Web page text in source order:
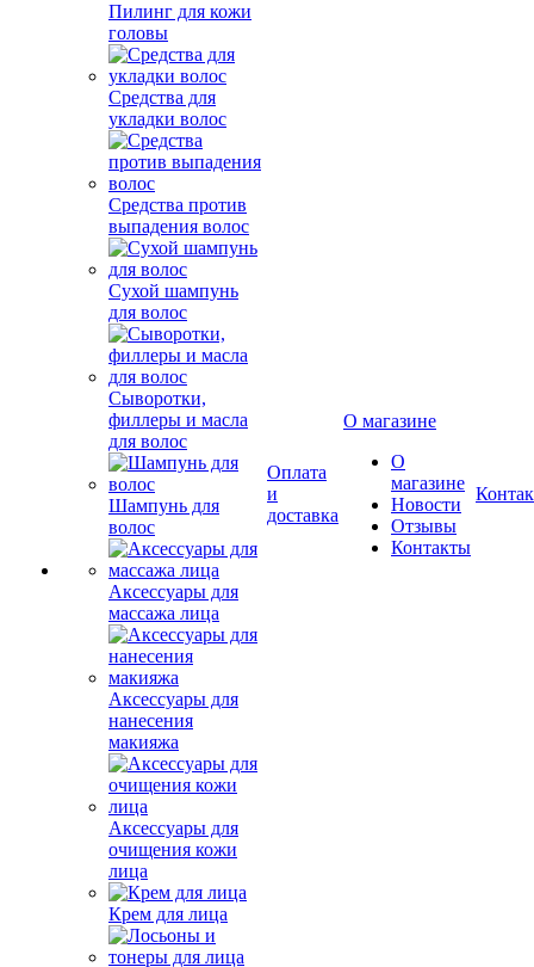
Пилинг для кожи
головы
Средства для
укладки волос
Средства против
выпадения волос
Сухой шампунь
для волос
Сыворотки,
филлеры и масла
для волос
Шампунь для
волос
Аксессуары для
массажа лица
Аксессуары для
нанесения
макияжа
Аксессуары для
очищения кожи
лица
Крем для лица
Оплата
и
доставка
О магазине
О
магазине
Новости
Отзывы
Контакты